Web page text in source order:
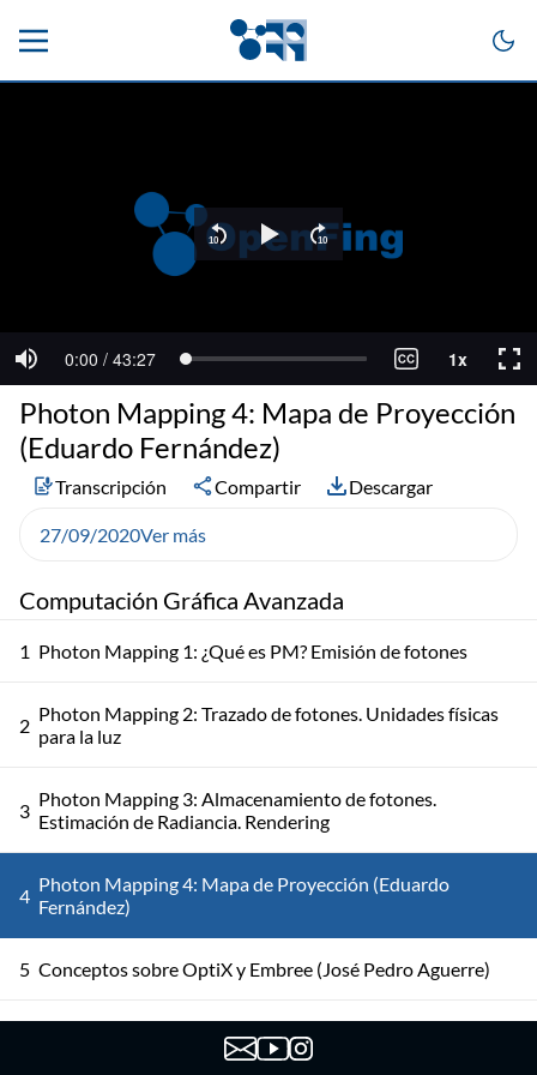
Computación Gráfica Avanzada
1 Photon Mapping 1: ¿Qué es PM? Emisión de fotones
2 Photon Mapping 2: Trazado de fotones. Unidades físicas
para la luz
3 Photon Mapping 3: Almacenamiento de fotones.
Estimación de Radiancia. Rendering
4 Photon Mapping 4: Mapa de Proyección (Eduardo
Fernández)
5 Conceptos sobre OptiX y Embree (José Pedro Aguerre)
Pipeline Gráfico Programable (José Pedro Aguerre)
Photon Mapping 4: Mapa de Proyección
(Eduardo Fernández)
Transcripción Compartir Descargar
27/09/2020Ver más